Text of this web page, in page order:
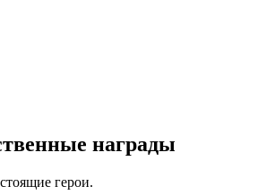
награды
герои.